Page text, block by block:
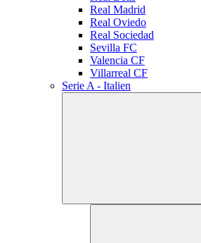
Real Madrid
Real Oviedo
Real Sociedad
Sevilla FC
Valencia CF
Villarreal CF
Serie A - Italien